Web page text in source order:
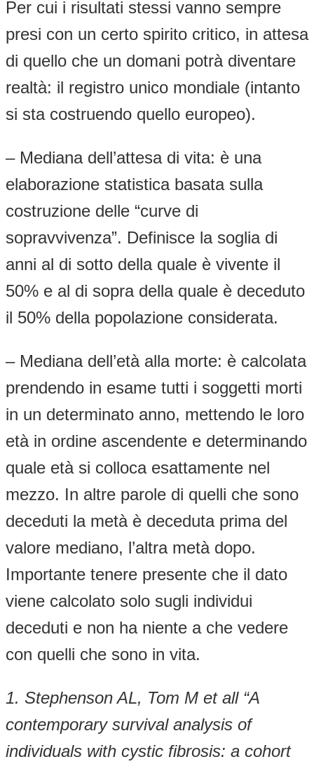
Per cui i risultati stessi vanno sempre
presi con un certo spirito critico, in attesa
di quello che un domani potrà diventare
realtà: il registro unico mondiale (intanto
si sta costruendo quello europeo).
– Mediana dell’attesa di vita: è una
elaborazione statistica basata sulla
costruzione delle “curve di
sopravvivenza”. Definisce la soglia di
anni al di sotto della quale è vivente il
50% e al di sopra della quale è deceduto
il 50% della popolazione considerata.
– Mediana dell’età alla morte: è calcolata
prendendo in esame tutti i soggetti morti
in un determinato anno, mettendo le loro
età in ordine ascendente e determinando
quale età si colloca esattamente nel
mezzo. In altre parole di quelli che sono
deceduti la metà è deceduta prima del
valore mediano, l’altra metà dopo.
Importante tenere presente che il dato
viene calcolato solo sugli individui
deceduti e non ha niente a che vedere
con quelli che sono in vita.
1. Stephenson AL, Tom M et all “A
contemporary survival analysis of
individuals with cystic fibrosis: a cohort